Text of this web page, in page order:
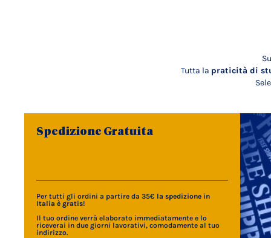
Tutta la praticità di
Spedizione Gratuita
Per tutti gli ordini a partire da 35€ la spedizione in
Italia è gratis!
Il tuo ordine verrà elaborato immediatamente e lo
riceverai in due giorni lavorativi, comodamente al tuo
indirizzo.